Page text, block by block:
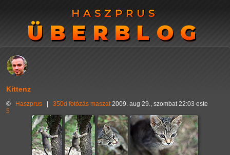
HASZPRUS
ÜBERBLOG
HASZPRUS
ÜBERBLOG
Kittenz
© Haszprus 350d fotózás maszat 2009. aug 29., szombat 22:03 este
5